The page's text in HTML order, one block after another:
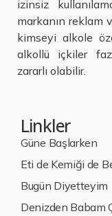
izinsiz
markanın reklam
kimseyi alkole
alkollü içkiler
zararlı olabilir.
Linkler
Güne Başlarken
Eti de Kemiği de
Bugün Diyetteyim
Denizden Babam